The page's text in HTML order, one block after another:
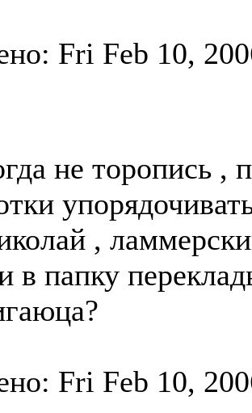
Fri Feb 10,
не торопись ,
,
в папку
Fri Feb 10,